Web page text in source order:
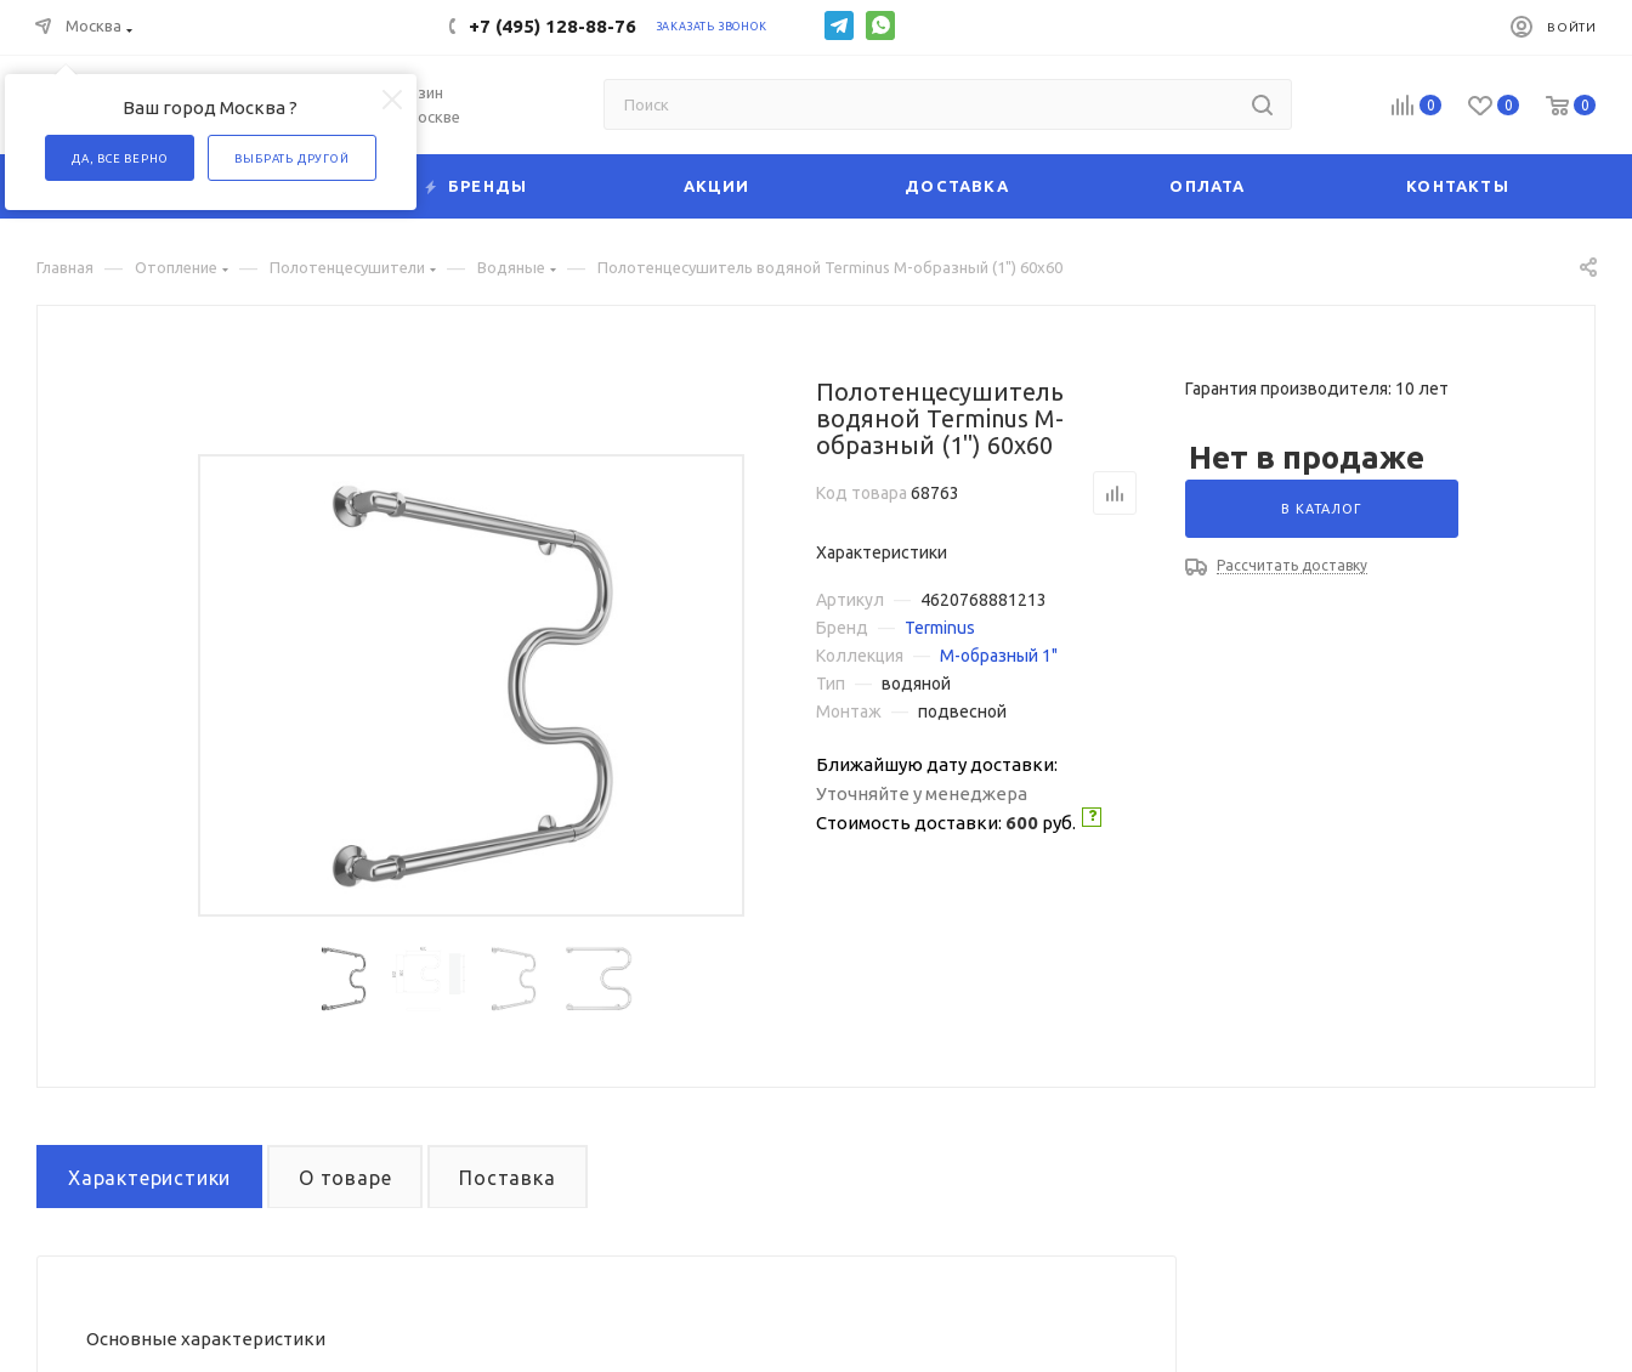
Москва
Ваш город Москва ?
ДА, ВСЕ ВЕРНО ВЫБРАТЬ ДРУГОЙ
+7 (495) 128-88-76 ЗАКАЗАТЬ ЗВОНОК ВОЙТИ
Интернет-магазин
сантехники в Москве
0 0 0
КАТАЛОГ БРЕНДЫ АКЦИИ ДОСТАВКА ОПЛАТА КОНТАКТЫ
Главная — Отопление — Полотенцесушители — Водяные — Полотенцесушитель водяной Terminus М-образный (1") 60х60
Полотенцесушитель
водяной Terminus М-
образный (1") 60х60
Код товара 68763
Характеристики
Артикул
4620768881213
Бренд
Terminus
Коллекция
М-образный 1"
Тип
водяной
Монтаж
подвесной
Ближайшую дату доставки:
Уточняйте у менеджера
Стоимость доставки: 600 руб.
Гарантия производителя: 10 лет
Нет в продаже
В КАТАЛОГ
Рассчитать доставку
Характеристики О товаре Поставка
Основные характеристики